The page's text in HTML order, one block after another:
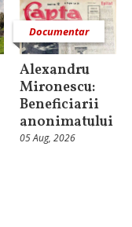
Documentar
Alexandru
Mironescu:
Beneficiarii
anonimatului
05 Aug, 2026